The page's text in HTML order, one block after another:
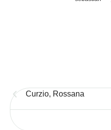
Curzio, Rossana